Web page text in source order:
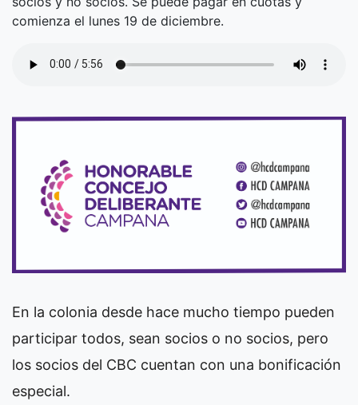
comienza el lunes 19 de diciembre.
En la colonia desde hace mucho tiempo pueden
participar todos, sean socios o no socios, pero
los socios del CBC cuentan con una bonificación
especial.